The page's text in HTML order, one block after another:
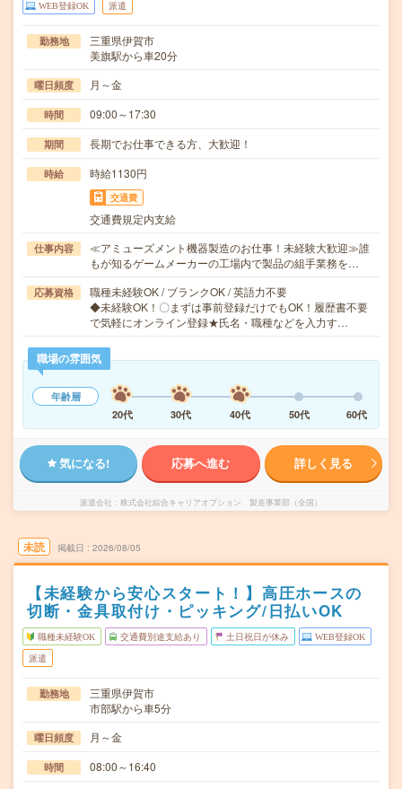
WEB登録OK 派遣
勤務地
三重県伊賀市
美旗駅から車20分
曜日頻度 月～金
時間 09:00～17:30
期間 長期でお仕事できる方、大歓迎！
時給 時給1130円
交通費
交通費規定内支給
仕事内容
≪アミューズメント機器製造のお仕事！未経験大歓迎≫誰
もが知るゲームメーカーの工場内で製品の組手業務を…
応募資格
職種未経験OK / ブランクOK / 英語力不要
◆未経験OK！〇まずは事前登録だけでもOK！履歴書不要
で気軽にオンライン登録★氏名・職種などを入力す…
職場の雰囲気
年齢層
20代
30代 40代 50代 60代
気になる! 応募へ進む 詳しく見る
派遣会社 株式会社綜合キャリアオプション 製造事業部（全国）
未読 掲載日 2026/08/05
【未経験から安心スタート！】高圧ホースの
切断・金具取付け・ピッキング/日払いOK
職種未経験OK 交通費別途支給あり 土日祝日が休み WEB登録OK
派遣
勤務地
三重県伊賀市
市部駅から車5分
曜日頻度 月～金
時間 08:00～16:40